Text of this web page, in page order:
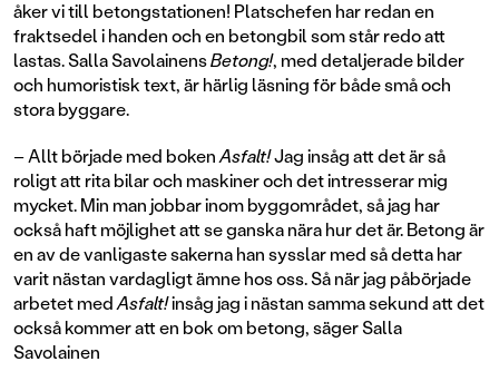
åker vi till betongstationen! Platschefen har redan en
fraktsedel i handen och en betongbil som står redo att
lastas. Salla SavolainensBetong!, med detaljerade bilder
och humoristisk text, är härlig läsning för både små och
stora byggare.
– Allt började med bokenAsfalt!Jag insåg att det är så
roligt att rita bilar och maskiner och det intresserar mig
mycket. Min man jobbar inom byggområdet, så jag har
också haft möjlighet att se ganska nära hur det är. Betong är
en av de vanligaste sakerna han sysslar med så detta har
varit nästan vardagligt ämne hos oss. Så när jag påbörjade
arbetet medAsfalt!insåg jag i nästan samma sekund att det
också kommer att en bok om betong, säger Salla
Savolainen